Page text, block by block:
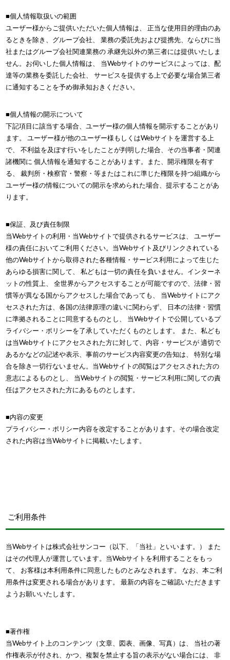
■個人情報取扱いの範囲
ユーザー様からご提供いただいた個人情報は、 正当な使用目的理由のあ
るときを除き、グループ会社、 業務の委託先および提携先、ならびに当
社またはグループ会社関連業務の 承継先以外の第三者には提供いたしま
せん。お伺いした個人情報は、 当Webサイトのサービスによっては、配
達等の業務を委託した会社、 サービスを提供する上で必要な場合第三者
に通知することを予め御承知おきください。
■個人情報の開示について
下記項目に該当する場合、ユーザー様の個人情報を開示することがあり
ます。 ユーザー様が他のユーザー様もしくはWebサイトを運営する上
で、 不利益を及ぼす行いをしたことが判明した場合、その当事者・関連
諸機関に 個人情報を通知することがあります。また、開示権限を有す
る、 裁判所・検察官・警察・等またはこれに準じた権限を持つ組織から
ユーザー様の情報についての開示を求められた場合、提示することがあ
ります。
■保証、及び責任制限
当Webサイトの利用・当Webサイトで提供されるサービスは、 ユーザー
様の責任においてご利用ください。当Webサイト及びリンクされている
他のWebサイトから取得された各種情報・サービス利用によって生じた
あらゆる損害に関して、 私どもは一切の責任を負いません。インターネ
ットの性質上、 全世界からアクセスすることが可能ですので、法律・習
慣等が異なる国からアクセスした場合であっても、 当Webサイトにアク
セスされた方は、各国の法律原理の違いに関わらず、 日本の法律・習慣
に準拠されることに同意するものとし、 当Webサイトで公開しているプ
ライバシー・ポリシーを了承していただくものとします。 また、私ども
は当Webサイトにアクセスされた方に対して、内容・サービスが 適切で
あるかなどの記述や表示、事前のサービス内容変更の告知は、 特別な場
合を除き一切行ないません。当Webサイトの閲覧はアクセスされた方の
意志によるものとし、 当Webサイトの閲覧・サービス利用に関しての責
任はアクセスされた方にあるものとします。
■内容の変更
プライバシー・ポリシー内容を改定することがあります。その場合改定
された内容は当Webサイトに掲載いたします。
ご利用条件
当Webサイトは株式会社サンコー（以下、「当社」といいます。） また
はその代理人が運営しています。当Webサイトを利用することをもっ
て、 お客様は本利用条件に同意したものとみなされます。 なお、本ご利
用条件は変更される場合があります。 最新の内容をご確認いただきます
ようお願いいたします。
■著作権
当Webサイト上のコンテンツ（文章、図表、画像、写真）は、 当社の著
作権表示が付され、かつ、複製を禁止する旨の表示がない場合には、 非